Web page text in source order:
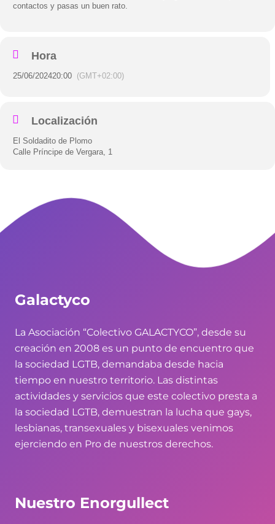
contactos y pasas un buen rato.
Hora
25/06/202420:00 (GMT+02:00)
Localización
El Soldadito de Plomo
Calle Príncipe de Vergara, 1
Galactyco
La Asociación “Colectivo GALACTYCO”, desde su
creación en 2008 es un punto de encuentro que
la sociedad LGTB, demandaba desde hacia
tiempo en nuestro territorio. Las distintas
actividades y servicios que este colectivo presta a
la sociedad LGTB, demuestran la lucha que gays,
lesbianas, transexuales y bisexuales venimos
ejerciendo en Pro de nuestros derechos.
Nuestro Enorgullect